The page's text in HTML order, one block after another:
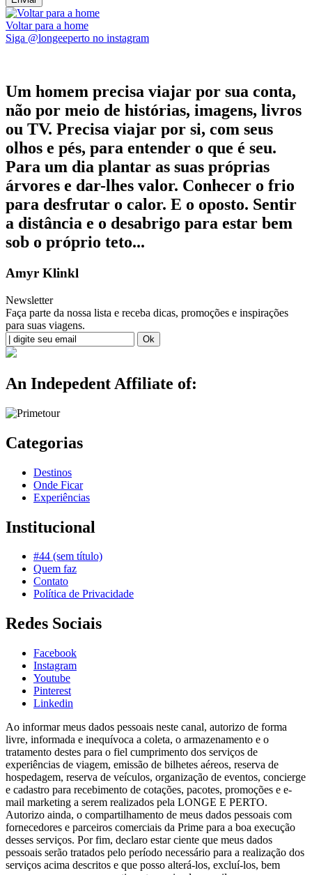
Voltar para a home
Siga @longeeperto no instagram
Um homem precisa viajar por sua conta,
não por meio de histórias, imagens, livros
ou TV. Precisa viajar por si, com seus
olhos e pés, para entender o que é seu.
Para um dia plantar as suas próprias
árvores e dar-lhes valor. Conhecer o frio
para desfrutar o calor. E o oposto. Sentir
a distância e o desabrigo para estar bem
sob o próprio teto...
Amyr Klinkl
Newsletter
Faça parte da nossa lista e receba dicas, promoções e inspirações
para suas viagens.
An Indepedent Affiliate of:
Categorias
Destinos
Onde Ficar
Experiências
Institucional
#44 (sem título)
Quem faz
Contato
Política de Privacidade
Redes Sociais
Facebook
Instagram
Youtube
Pinterest
Linkedin
Ao informar meus dados pessoais neste canal, autorizo de forma
livre, informada e inequívoca a coleta, o armazenamento e o
tratamento destes para o fiel cumprimento dos serviços de
experiências de viagem, emissão de bilhetes aéreos, reserva de
hospedagem, reserva de veículos, organização de eventos, concierge
e cadastro para recebimento de cotações, pacotes, promoções e e-
mail marketing a serem realizados pela LONGE E PERTO.
Autorizo ainda, o compartilhamento de meus dados pessoais com
fornecedores e parceiros comerciais da Prime para a boa execução
desses serviços. Por fim, declaro estar ciente que meus dados
pessoais serão tratados pelo período necessário para a realização dos
serviços acima descritos e que posso alterá-los, excluí-los, bem